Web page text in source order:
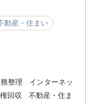
動産・住まい
整理
インターネッ
回収
不動産・住ま